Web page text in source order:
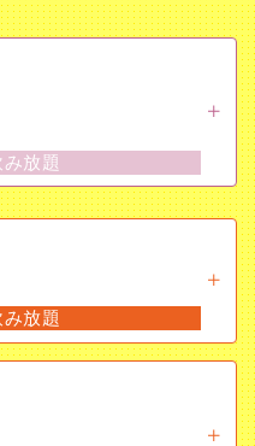
み放題
み放題